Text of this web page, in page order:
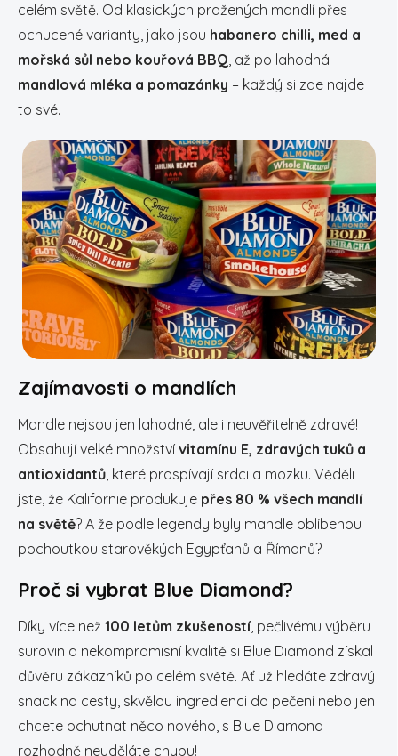
celém světě. Od klasických pražených mandlí přes
ochucené varianty, jako jsou habanero chilli, med a
mořská sůl nebo kouřová BBQ, až po lahodná
mandlová mléka a pomazánky – každý si zde najde
to své.
Zajímavosti o mandlích
Mandle nejsou jen lahodné, ale i neuvěřitelně zdravé!
Obsahují velké množství vitamínu E, zdravých tuků a
antioxidantů, které prospívají srdci a mozku. Věděli
jste, že Kalifornie produkuje přes 80 % všech mandlí
na světě? A že podle legendy byly mandle oblíbenou
pochoutkou starověkých Egypťanů a Římanů?
Proč si vybrat Blue Diamond?
Díky více než 100 letům zkušeností, pečlivému výběru
surovin a nekompromisní kvalitě si Blue Diamond získal
důvěru zákazníků po celém světě. Ať už hledáte zdravý
snack na cesty, skvělou ingredienci do pečení nebo jen
chcete ochutnat něco nového, s Blue Diamond
rozhodně neuděláte chybu!